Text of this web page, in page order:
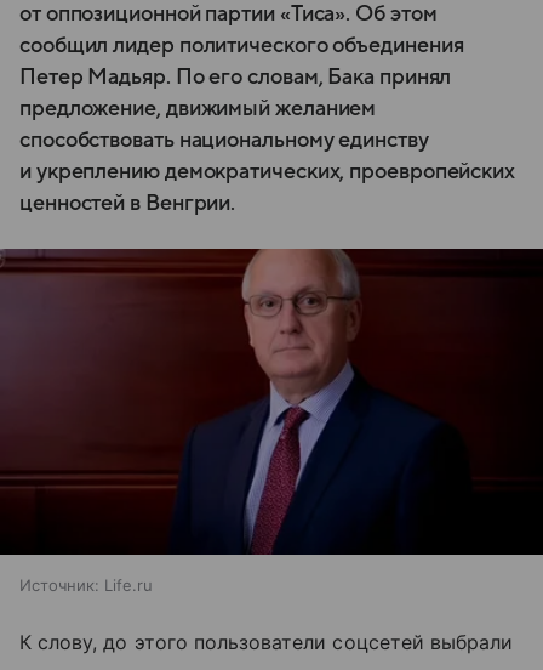
от оппозиционной партии «Тиса». Об этом
сообщил лидер политического объединения
Петер Мадьяр. По его словам, Бака принял
предложение, движимый желанием
способствовать национальному единству
и укреплению демократических, проевропейских
ценностей в Венгрии.
Источник: Life.ru
К слову, до этого пользователи соцсетей выбрали